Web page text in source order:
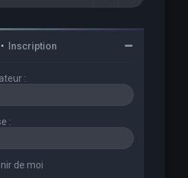
• Inscription
:
:
de moi